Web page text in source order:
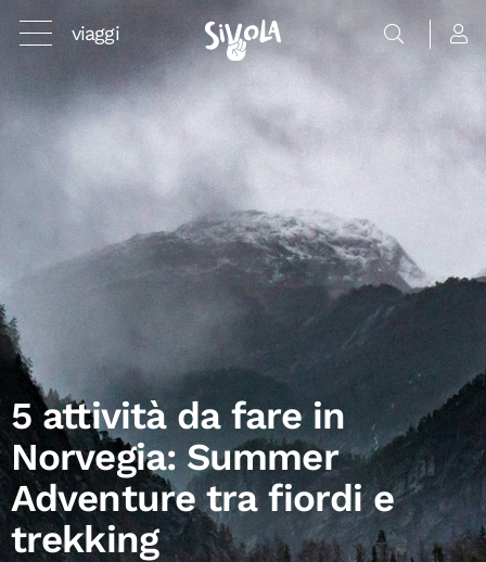
viaggi
5 attività da fare in
Norvegia: Summer
Adventure tra fiordi e
trekking